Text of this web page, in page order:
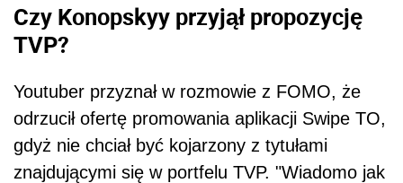
Czy Konopskyy przyjął propozycję
TVP?
Youtuber przyznał w rozmowie z FOMO, że
odrzucił ofertę promowania aplikacji Swipe TO,
gdyż nie chciał być kojarzony z tytułami
znajdującymi się w portfelu TVP. "Wiadomo jak